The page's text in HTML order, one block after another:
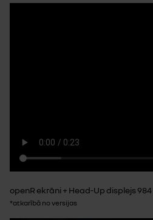
openR ekrāni + Head-Up displejs
*atkarībā no versijas